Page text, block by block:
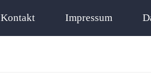
Kontakt Impressum